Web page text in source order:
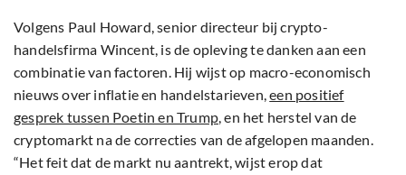
Volgens Paul Howard, senior directeur bij crypto-
handelsfirma Wincent, is de opleving te danken aan een
combinatie van factoren. Hij wijst op macro-economisch
nieuws over inflatie en handelstarieven,een positief
gesprek tussen Poetin en Trump, en het herstel van de
cryptomarkt na de correcties van de afgelopen maanden.
“Het feit dat de markt nu aantrekt, wijst erop dat